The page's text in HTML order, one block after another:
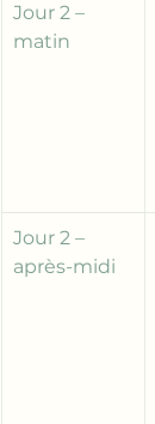
Jour 2 –
matin
Jour 2 –
après-midi